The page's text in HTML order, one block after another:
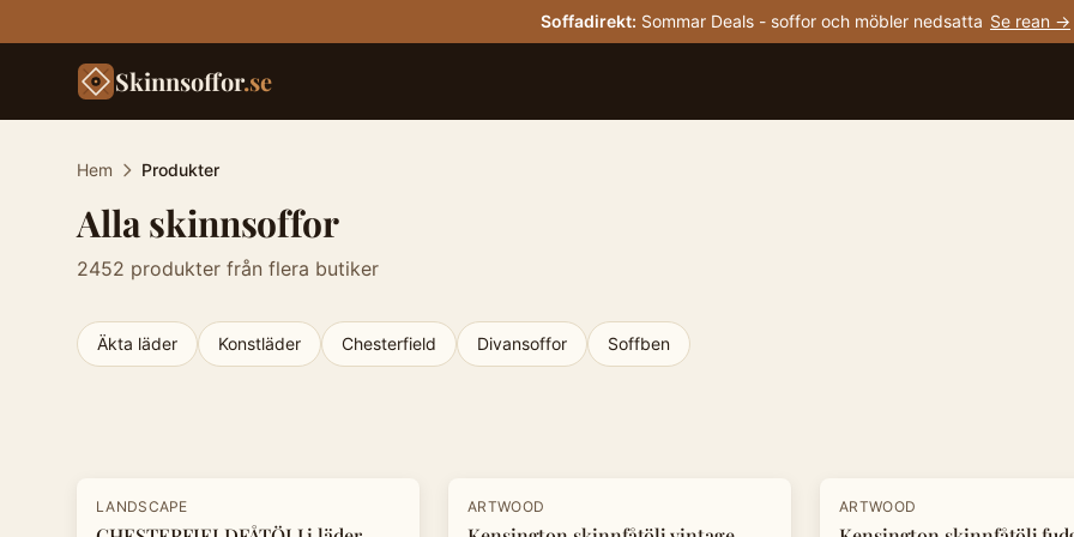
Soffadirekt: Sommar Deals - soffor och möbler nedsatta Se rean →
Skinnsoffor.se
Hem Produkter
Alla skinnsoffor
2452 produkter från flera butiker
Äkta läder Konstläder Chesterfield Divansoffor Soffben
- 30%
LANDSCAPE -20%
ARTWOOD -20%
ARTWOOD